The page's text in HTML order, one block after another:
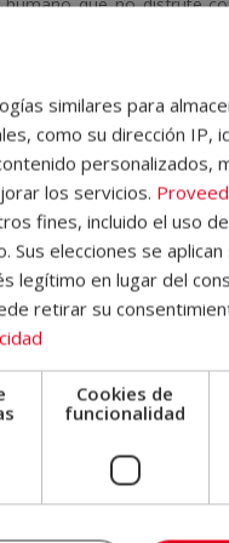
que no disfrute
la vincula tan
y, posteriormente, se
conmemorarlo.
se considera que el
el Consejo Internacional
origen ruso.
similares para
como su dirección IP,
personalizados,
los servicios.
fines, incluido el uso
Sus elecciones se
legítimo en lugar del
retirar su
Cookies de
funcionalidad